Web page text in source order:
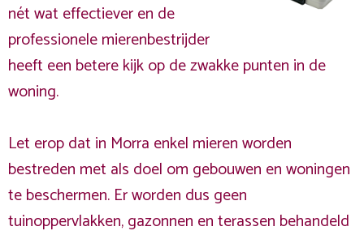
nét wat effectiever en de
professionele mierenbestrijder
heeft een betere kijk op de zwakke punten in de
woning.
Let erop dat in Morra enkel mieren worden
bestreden met als doel om gebouwen en woningen
te beschermen. Er worden dus geen
tuinoppervlakken, gazonnen en terassen behandeld